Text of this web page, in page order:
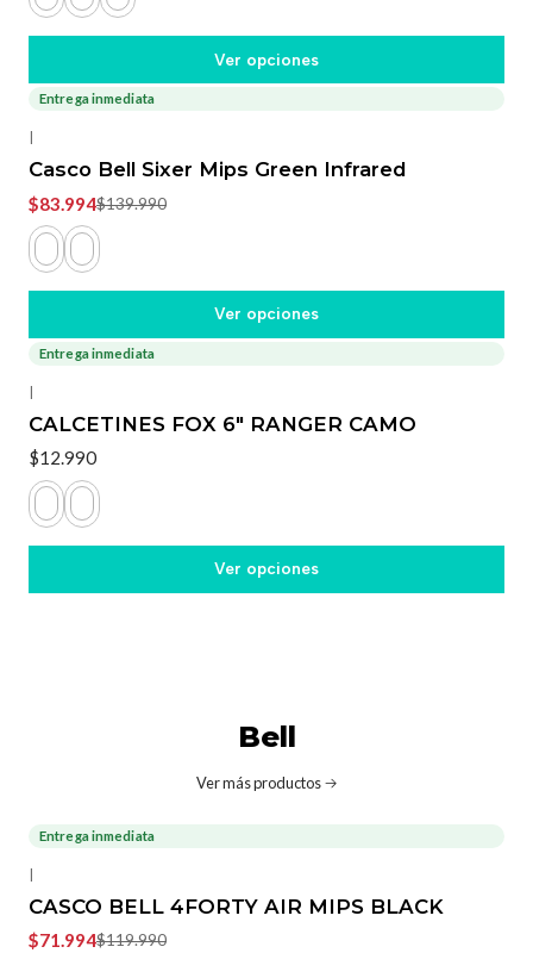
Ver opciones
Entrega inmediata
|
Casco Bell Sixer Mips Green Infrared
$83.994$139.990
Ver opciones
Entrega inmediata
|
CALCETINES FOX 6" RANGER CAMO
$12.990
Ver opciones
Bell
Ver más productos
-40%
Entrega inmediata
|
CASCO BELL 4FORTY AIR MIPS BLACK
$71.994$119.990